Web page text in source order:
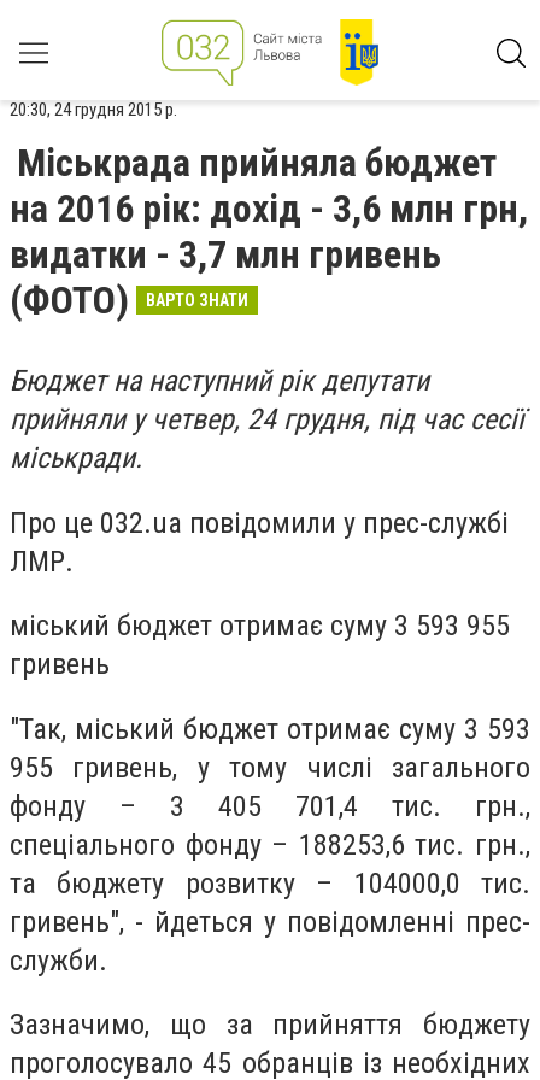
20:30, 24 грудня 2015 р.
Міськрада прийняла бюджет
на 2016 рік: дохід - 3,6 млн грн,
видатки - 3,7 млн гривень
(ФОТО)
ВАРТО ЗНАТИ
Бюджет на наступний рік депутати
прийняли у четвер, 24 грудня, під час сесії
міськради.
Про це 032.ua повідомили у прес-службі
ЛМР.
міський бюджет отримає суму 3 593 955
гривень
"Так, міський бюджет отримає суму 3 593
955 гривень, у тому числі загального
фонду – 3 405 701,4 тис. грн.,
спеціального фонду – 188253,6 тис. грн.,
та бюджету розвитку – 104000,0 тис.
гривень", - йдеться у повідомленні прес-
служби.
Зазначимо, що за прийняття бюджету
проголосувало 45 обранців із необхідних